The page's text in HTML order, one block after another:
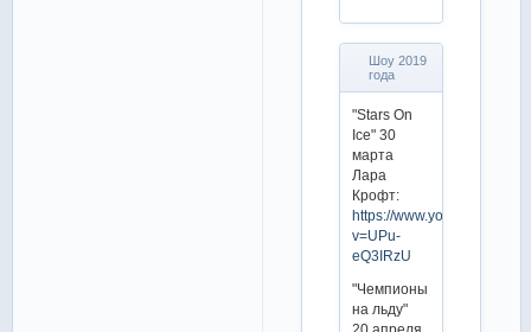
Шоу 2019
года
"Stars On
Ice" 30
марта
Лара
Крофт:
https://www.youtube.com/
v=UPu-
eQ3IRzU
"Чемпионы
на льду"